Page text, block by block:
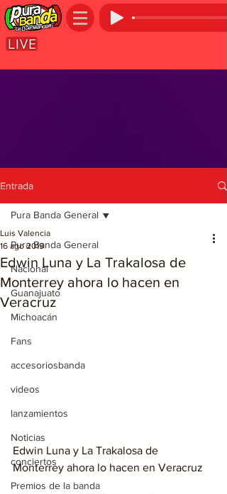
Entrada
Pura Banda General
Nacional
Guanajuato
Michoacán
Fans
accesoriosbanda
videos
lanzamientos
Noticias
conciertos
Premios de la banda
Pura Banda General
Edwin Luna y La Trakalosa de
Monterrey ahora lo hacen en
Veracruz
Luis Valencia
16 ago 2019
Edwin Luna y La Trakalosa de
Monterrey ahora lo hacen en Veracruz